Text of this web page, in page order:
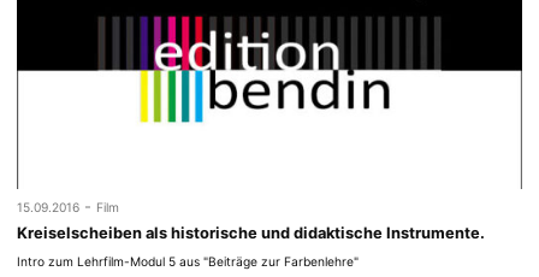
15.09.2016 - Film
Kreiselscheiben als historische und didaktische Instrumente.
Intro zum Lehrfilm-Modul 5 aus "Beiträge zur Farbenlehre"